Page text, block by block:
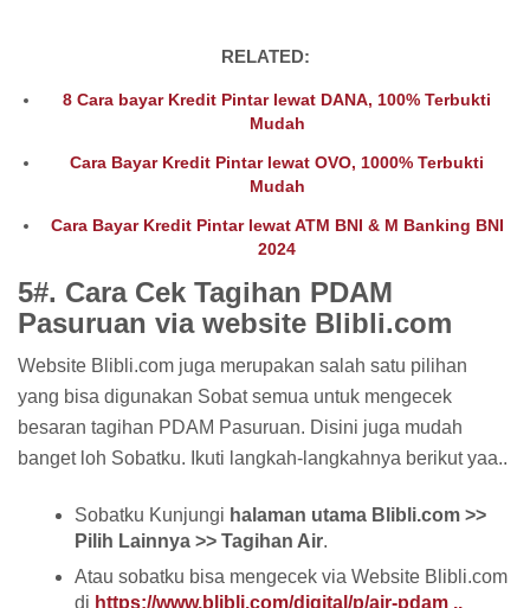
RELATED:
8 Cara bayar Kredit Pintar lewat DANA, 100% Terbukti
Mudah
Cara Bayar Kredit Pintar lewat OVO, 1000% Terbukti
Mudah
Cara Bayar Kredit Pintar lewat ATM BNI & M Banking BNI
2024
5#. Cara Cek Tagihan PDAM
Pasuruan via website Blibli.com
Website Blibli.com juga merupakan salah satu pilihan
yang bisa digunakan Sobat semua untuk mengecek
besaran tagihan PDAM Pasuruan. Disini juga mudah
banget loh Sobatku. Ikuti langkah-langkahnya berikut yaa..
Sobatku Kunjungi halaman utama Blibli.com >>
Pilih Lainnya >> Tagihan Air.
Atau sobatku bisa mengecek via Website Blibli.com
di https://www.blibli.com/digital/p/air-pdam ..